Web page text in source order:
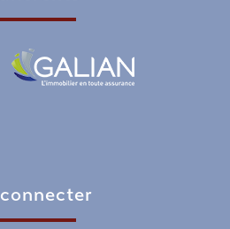
connecter